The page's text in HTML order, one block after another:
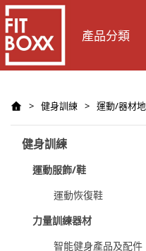
產品分類
> 健身訓練 > 運動/器材
健身訓練
運動服飾/鞋
運動恢復鞋
力量訓練器材
智能健身產品及配件